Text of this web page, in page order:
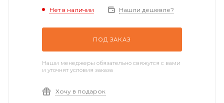
Нет в наличии Нашли дешевле?
ПОД ЗАКАЗ
Наши менеджеры обязательно свяжутся с вами
и уточнят условия заказа
Хочу в подарок